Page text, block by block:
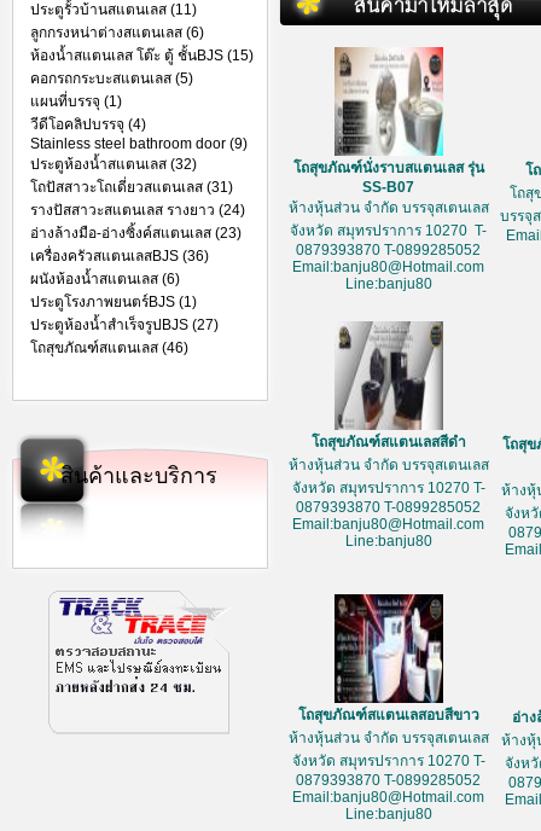
ประตูรั้วบ้านสแตนเลส (11)
ลูกกรงหน่าต่างสแตนเลส (6)
ห้องน้ำสแตนเลส โต๊ะ ตู้ ชั้นBJS (15)
คอกรถกระบะสแตนเลส (5)
แผนที่บรรจุ (1)
วีดีโอคลิปบรรจุ (4)
Stainless steel bathroom door (9)
ประตูห้องน้ำสแตนเลส (32)
โถปัสสาวะโถเดี่ยวสแตนเลส (31)
รางปัสสาวะสแตนเลส รางยาว (24)
อ่างล้างมือ-อ่างซิ้งค์สแตนเลส (23)
เครื่องครัวสแตนเลสBJS (36)
ผนังห้องน้ำสแตนเลส (6)
ประตูโรงภาพยนตร์BJS (1)
ประตูห้องน้ำสำเร็จรูปBJS (27)
โถสุขภัณฑ์สแตนเลส (46)
สินค้าและบริการ
โถสุขภัณฑ์นั่งราบสแตนเลส รุ่น
SS-B07
ห้างหุ้นส่วน จำกัด บรรจุสเตนเลส
จังหวัด สมุทรปราการ 10270 T-
0879393870 T-0899285052
Email:banju80@Hotmail.com
Line:banju80
โ
โถสุ
บรรจุ
โถสุขภัณฑ์สแตนเลสสีดำ
ห้างหุ้นส่วน จำกัด บรรจุสเตนเลส
จังหวัด สมุทรปราการ 10270 T-
0879393870 T-0899285052
Email:banju80@Hotmail.com
Line:banju80
โถสุ
ห้างหุ้
จังห
โถสุขภัณฑ์สแตนเลสอบสีขาว
ห้างหุ้นส่วน จำกัด บรรจุสเตนเลส
จังหวัด สมุทรปราการ 10270 T-
0879393870 T-0899285052
Email:banju80@Hotmail.com
Line:banju80
อ่า
ห้างหุ้
จังห